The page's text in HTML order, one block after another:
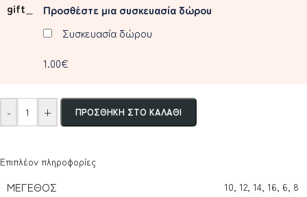
Προσθέστε μια συσκευασία δώρου
Συσκευασία δώρου
1.00€
- + ΠΡΟΣΘΉΚΗ ΣΤΟ ΚΑΛΆΘΙ
Επιπλέον πληροφορίες
ΜΈΓΕΘΟΣ 10, 12, 14, 16, 6, 8